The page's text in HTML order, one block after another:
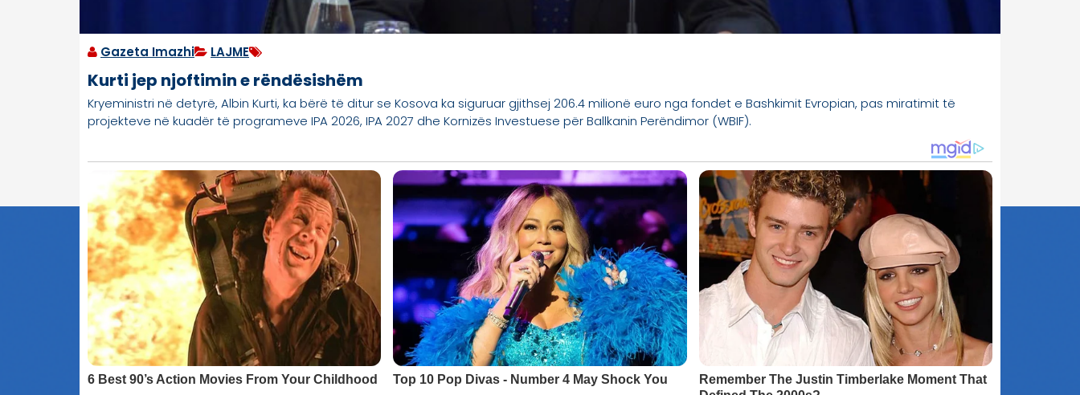
Gazeta Imazhi LAJME
Kurti jep njoftimin e rëndësishëm
Kryeministri në detyrë, Albin Kurti, ka bërë të ditur se Kosova ka siguruar gjithsej 206.4 milionë euro nga fondet e Bashkimit Evropian, pas miratimit të
projekteve në kuadër të programeve IPA 2026, IPA 2027 dhe Kornizës Investuese për Ballkanin Perëndimor (WBIF).